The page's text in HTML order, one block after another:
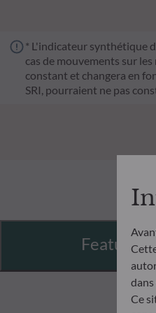
* L'indicateur synthétique
cas de mouvements sur
constant et changera en
SRI, pourraient ne pas
Features
dans
Ce